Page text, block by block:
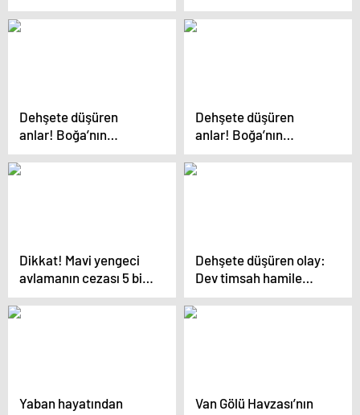
şaşırttı
timsaha yem oldu
Dehşete düşüren
anlar! Boğa’nın
gazabına uğradı…
Dehşete düşüren
anlar! Boğa’nın
gazabına uğradı…
Dikkat! Mavi yengeci
avlamanın cezası 5 bin
TL
Dehşete düşüren olay:
Dev timsah hamile
kadını yedi!
Yaban hayatından
Van Gölü Havzası’nın